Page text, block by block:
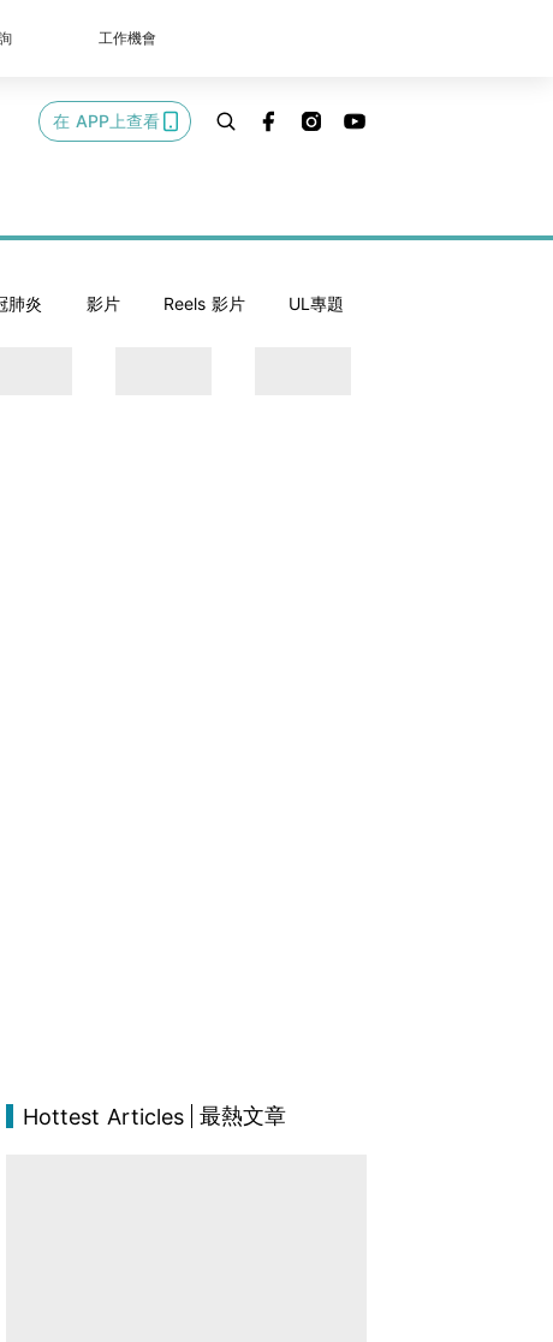
工作機會
在 APP上查看
肺炎 影片 Reels 影片 UL專題
Hottest Articles 最熱文章